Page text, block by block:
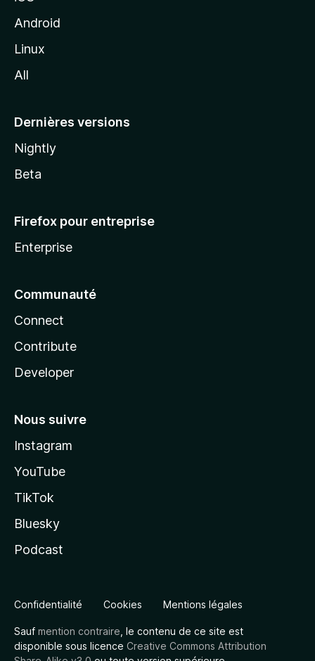
z
l
Android
Linux
All
Dernières versions
Nightly
Beta
Firefox pour entreprise
Enterprise
Communauté
Connect
Contribute
Developer
Nous suivre
Instagram
YouTube
TikTok
Bluesky
Podcast
Confidentialité Cookies Mentions légales
Sauf mention contraire , le contenu de ce site est
disponible sous licence Creative Commons Attribution